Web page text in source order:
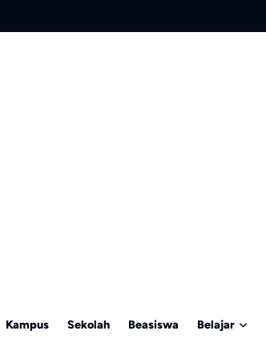
Kampus Sekolah Beasiswa Belajar